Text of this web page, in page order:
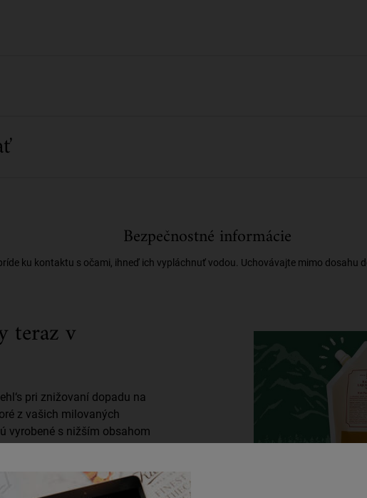
Bezpečnostné informácie
ku kontaktu s očami, ihneď ich vypláchnuť vodou. Uchovávajte mimo dosahu
teraz v
pri znižovaní dopadu na
z vašich milovaných
vyrobené s nižším obsahom
päť plastových nádob, čo
u vašich obľúbených